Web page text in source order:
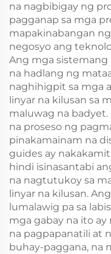
na nagbibigay ng
pagganap sa mga
mapakinabangan
negosyo ang
Ang mga sistemang
na hadlang ng
naghihigpit sa mga
linyar na kilusan sa
maluwag na
na proseso ng
pinakamainam na
guides ay
hindi isinasantabi
na nagtutukoy sa
linyar na kilusan.
lumalawig pa sa
mga gabay na ito
na pagpapanatili at
buhay-paggana, na